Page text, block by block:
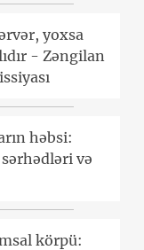
yoxsa
- Zəngilan
həbsi:
və
körpü: